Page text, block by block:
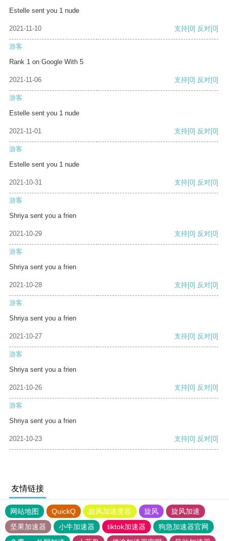
Estelle sent you 1 nude
2021-11-10 支持[0] 反对[0]
游客
Rank 1 on Google With 5
2021-11-06 支持[0] 反对[0]
游客
Estelle sent you 1 nude
2021-11-01 支持[0] 反对[0]
游客
Estelle sent you 1 nude
2021-10-31 支持[0] 反对[0]
游客
Shriya sent you a frien
2021-10-29 支持[0] 反对[0]
游客
Shriya sent you a frien
2021-10-28 支持[0] 反对[0]
游客
Shriya sent you a frien
2021-10-27 支持[0] 反对[0]
游客
Shriya sent you a frien
2021-10-26 支持[0] 反对[0]
游客
Shriya sent you a frien
2021-10-23 支持[0] 反对[0]
友情链接
网站地图 QuickQ 旋风加速度器 旋风
旋风加速
坚果加速器
小牛加速器 tiktok加速器
狗急加速器官网